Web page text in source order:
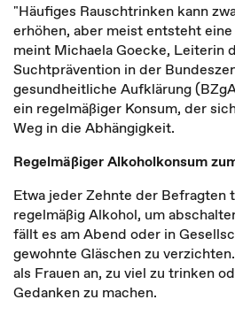
"Häufiges Rauschtrinken kann
erhöhen, aber meist entsteht
meint Michaela Goecke, Leiterin
Suchtprävention in der
gesundheitliche Aufklärung
ein regelmäßiger Konsum, der
Weg in die Abhängigkeit.
Regelmäßiger Alkoholkonsum
Etwa jeder Zehnte der Befragten
regelmäßig Alkohol, um
fällt es am Abend oder in
gewohnte Gläschen zu
als Frauen an, zu viel zu trinken
Gedanken zu machen.